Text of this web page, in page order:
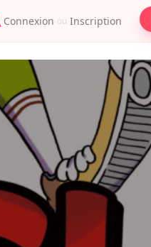
Connexion ou Inscription